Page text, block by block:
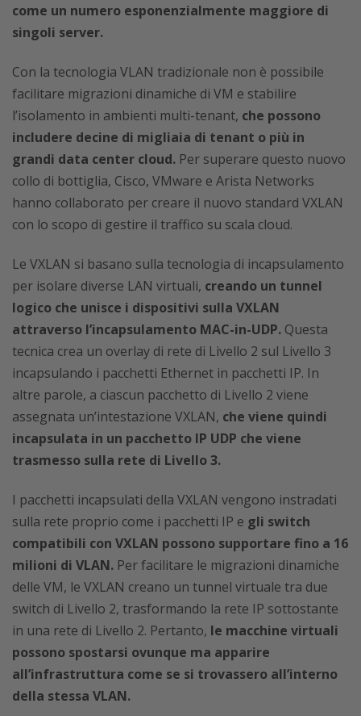
come un numero esponenzialmente maggiore di
singoli server.
Con la tecnologia VLAN tradizionale non è possibile
facilitare migrazioni dinamiche di VM e stabilire
l’isolamento in ambienti multi-tenant, che possono
includere decine di migliaia di tenant o più in
grandi data center cloud. Per superare questo nuovo
collo di bottiglia, Cisco, VMware e Arista Networks
hanno collaborato per creare il nuovo standard VXLAN
con lo scopo di gestire il traffico su scala cloud.
Le VXLAN si basano sulla tecnologia di incapsulamento
per isolare diverse LAN virtuali, creando un tunnel
logico che unisce i dispositivi sulla VXLAN
attraverso l’incapsulamento MAC-in-UDP. Questa
tecnica crea un overlay di rete di Livello 2 sul Livello 3
incapsulando i pacchetti Ethernet in pacchetti IP. In
altre parole, a ciascun pacchetto di Livello 2 viene
assegnata un’intestazione VXLAN, che viene quindi
incapsulata in un pacchetto IP UDP che viene
trasmesso sulla rete di Livello 3.
I pacchetti incapsulati della VXLAN vengono instradati
sulla rete proprio come i pacchetti IP e gli switch
compatibili con VXLAN possono supportare fino a 16
milioni di VLAN. Per facilitare le migrazioni dinamiche
delle VM, le VXLAN creano un tunnel virtuale tra due
switch di Livello 2, trasformando la rete IP sottostante
in una rete di Livello 2. Pertanto, le macchine virtuali
possono spostarsi ovunque ma apparire
all’infrastruttura come se si trovassero all’interno
della stessa VLAN.